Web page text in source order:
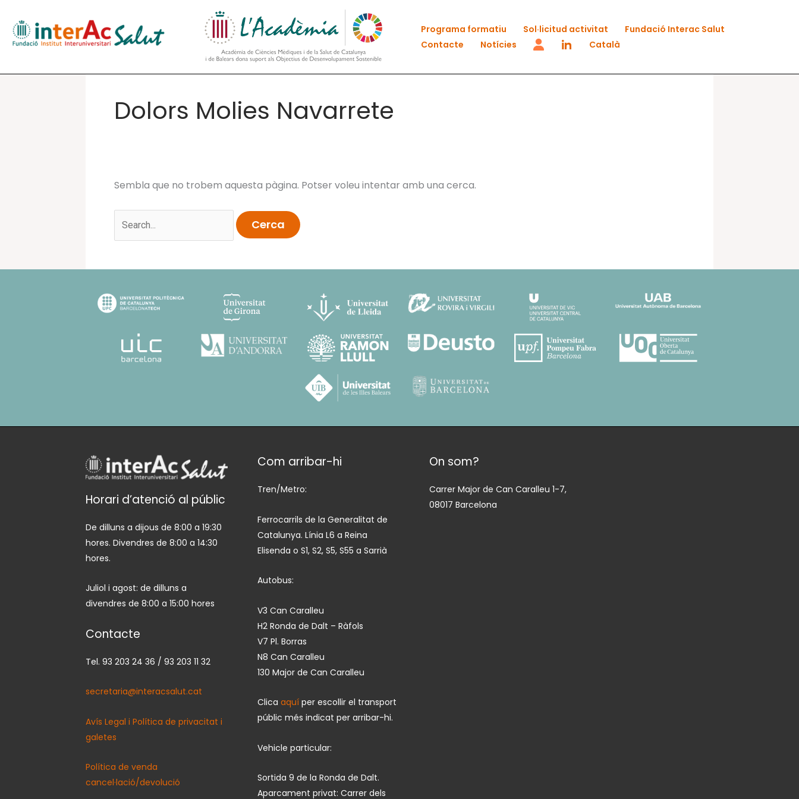
contingut
Programa formatiu Sol·licitud activitat
Fundació Interac Salut
Contacte
Notícies Català
Dolors Molies Navarrete
Sembla que no trobem aquesta pàgina. Potser voleu intentar amb una cerca.
Horari d’atenció al públic
De dilluns a dijous de 8:00 a 19:30
hores. Divendres de 8:00 a 14:30
hores.
Juliol i agost: de dilluns a
divendres de 8:00 a 15:00 hores
Contacte
Tel. 93 203 24 36 / 93 203 11 32
secretaria@interacsalut.cat
Avís Legal i Política de privacitat i
galetes
Política de venda
cancel·lació/devolució
Com arribar-hi
Tren/Metro:
Ferrocarrils de la Generalitat de
Catalunya. Línia L6 a Reina
Elisenda o S1, S2, S5, S55 a Sarrià
Autobus:
V3 Can Caralleu
H2 Ronda de Dalt – Ràfols
V7 Pl. Borras
N8 Can Caralleu
130 Major de Can Caralleu
Clica aquí per escollir el transport
públic més indicat per arribar-hi.
Vehicle particular:
Sortida 9 de la Ronda de Dalt.
Aparcament privat: Carrer dels
On som?
Carrer Major de Can Caralleu 1-7,
08017 Barcelona